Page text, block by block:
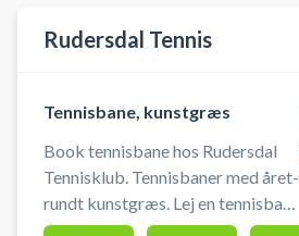
Carlsmindevej i Holte.
Rudersdal Tennis
Tennisbane, kunstgræs
Book tennisbane hos Rudersdal
Tennisklub. Tennisbaner med året-
rundt kunstgræs. Lej en tennisbane
og spil tennis i Gammel Holte på